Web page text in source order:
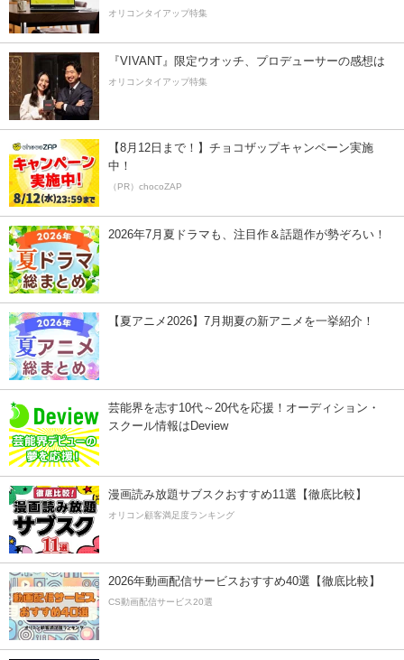
オリコンタイアップ特集
『VIVANT』限定ウオッチ、プロデューサーの感想は
オリコンタイアップ特集
【8月12日まで！】チョコザップキャンペーン実施
中！
（PR）chocoZAP
2026年7月夏ドラマも、注目作＆話題作が勢ぞろい！
【夏アニメ2026】7月期夏の新アニメを一挙紹介！
芸能界を志す10代～20代を応援！オーディション・
スクール情報はDeview
漫画読み放題サブスクおすすめ11選【徹底比較】
オリコン顧客満足度ランキング
2026年動画配信サービスおすすめ40選【徹底比較】
CS動画配信サービス20選